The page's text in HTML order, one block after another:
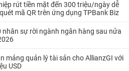
rút tiền mặt đến 300 triệu/ngày dễ
mã QR trên ứng dụng TPBank Biz
nhân sự rời ngành ngân hàng sau nửa
mảng quản lý tài sản cho AllianzGI với
USD